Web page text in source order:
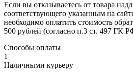
Если вы отказываетесь от товара
соответствующего указанным на
необходимо оплатить стоимость
500 рублей (согласно п.3 ст. 497 ГК
Способы оплаты
1
Наличными курьеру